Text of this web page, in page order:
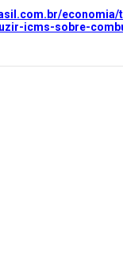
icms-sobre-